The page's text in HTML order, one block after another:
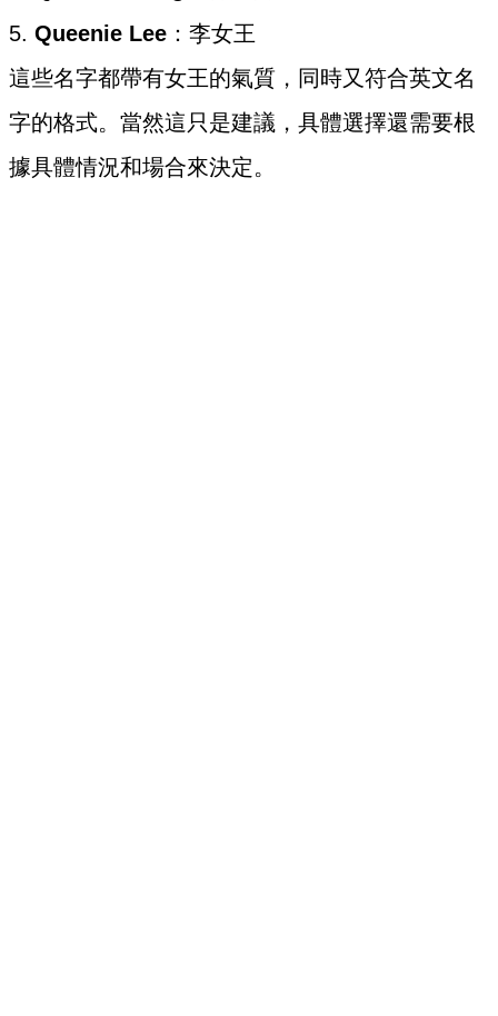
5. Queenie Lee ：李女王
這些名字都帶有女王的氣質，同時又符合英文名
字的格式。當然這只是建議，具體選擇還需要根
據具體情況和場合來決定。